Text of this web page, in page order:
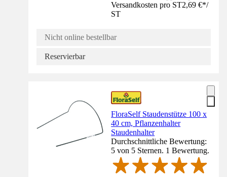
Versandkosten pro ST2,69 €*/
ST
Nicht online bestellbar
Reservierbar
FloraSelf Staudenstütze 100 x
40 cm, Pflanzenhalter
Staudenhalter
Durchschnittliche Bewertung:
5 von 5 Sternen. 1 Bewertung.